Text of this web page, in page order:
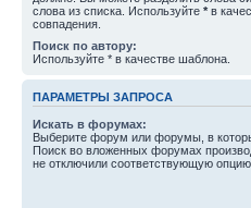
слова из списка. Используйте * в
совпадения.
Поиск по автору:
Используйте * в качестве шаблона.
ПАРАМЕТРЫ ЗАПРОСА
Искать в форумах:
Выберите форум или форумы, в
Поиск во вложенных форумах
не отключили соответствующую опцию